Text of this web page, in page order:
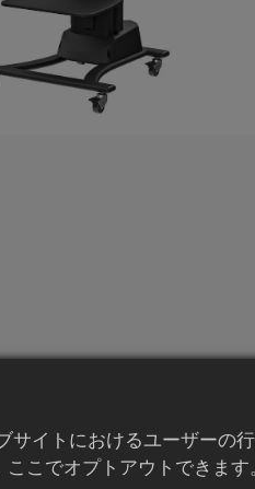
イトにおけるユーザーの
こでオプトアウトできま